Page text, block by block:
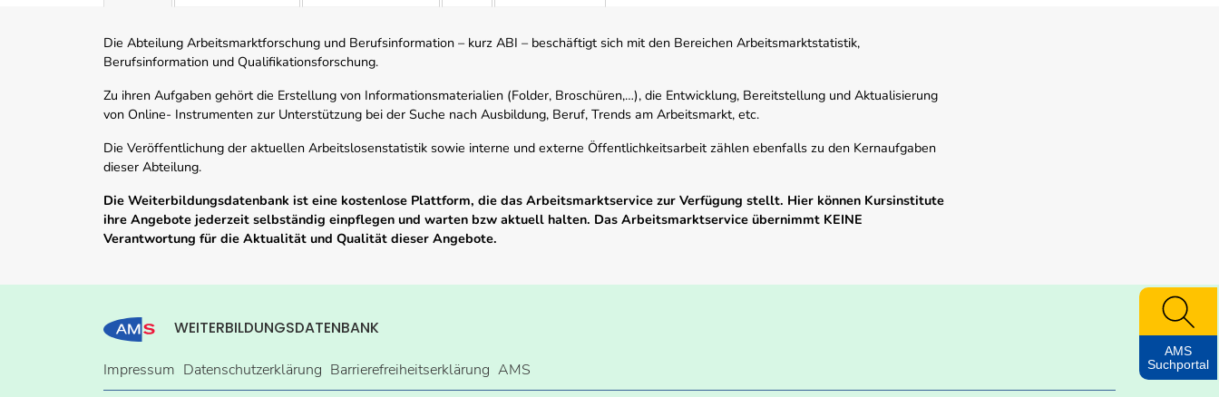
Die Abteilung Arbeitsmarktforschung und Berufsinformation – kurz ABI – beschäftigt sich mit den Bereichen Arbeitsmarktstatistik,
Berufsinformation und Qualifikationsforschung.
Zu ihren Aufgaben gehört die Erstellung von Informationsmaterialien (Folder, Broschüren,…), die Entwicklung, Bereitstellung und Aktualisierung
von Online- Instrumenten zur Unterstützung bei der Suche nach Ausbildung, Beruf, Trends am Arbeitsmarkt, etc.
Die Veröffentlichung der aktuellen Arbeitslosenstatistik sowie interne und externe Öffentlichkeitsarbeit zählen ebenfalls zu den Kernaufgaben
dieser Abteilung.
Die Weiterbildungsdatenbank ist eine kostenlose Plattform, die das Arbeitsmarktservice zur Verfügung stellt. Hier können Kursinstitute
ihre Angebote jederzeit selbständig einpflegen und warten bzw aktuell halten. Das Arbeitsmarktservice übernimmt KEINE
Verantwortung für die Aktualität und Qualität dieser Angebote.
WEITERBILDUNGSDATENBANK
Impressum Datenschutzerklärung Barrierefreiheitserklärung AMS
AMS
Suchportal